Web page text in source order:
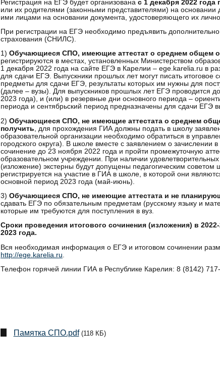
Регистрация на ЕГЭ будет организована с 1 декабря 2022 года
или их родителями (законными представителями) на
ими лицами на основании документа, удостоверяющего их
При регистрации на ЕГЭ необходимо предъявить дополнительно
страхования (СНИЛС).
1) Обучающиеся СПО, имеющие аттестат о среднем общем
регистрируются в местах, установленных Министерством
1 декабря 2022 года на сайте ЕГЭ в Карелии – ege.karelia.ru в
для сдачи ЕГЭ. Выпускники прошлых лет могут писать
предметы для сдачи ЕГЭ, результаты которых им нужны для
(далее – вузы). Для выпускников прошлых лет ЕГЭ проводится
2023 года), и (или) в резервные дни основного периода –
периода и сентябрьский период предназначены для сдачи ЕГЭ
2) Обучающиеся СПО, не имеющие аттестата о среднем
получить , для прохождения ГИА должны подать в школу
образовательной организации необходимо обратиться в
городского округа). В школе вместе с заявлением о зачислении
сочинение до 23 ноября 2022 года и пройти промежуточную
образовательном учреждении. При наличии
(изложение) экстерны будут допущены педагогическим
регистрируется на участие в ГИА в школе, в которой они
основной период 2023 года (май-июнь).
3) Обучающиеся СПО, не имеющие аттестата и не
сдавать ЕГЭ по обязательным предметам (русскому языку и
которые им требуются для поступления в вуз.
Сроки проведения итогового сочинения (изложения) в
2023 года.
Вся необходимая информация о ЕГЭ и итоговом сочинении
http://ege.karelia.ru
Телефон горячей линии ГИА в Республике Карелия: 8 (8142)
Памятка СПО.pdf (118 КБ)